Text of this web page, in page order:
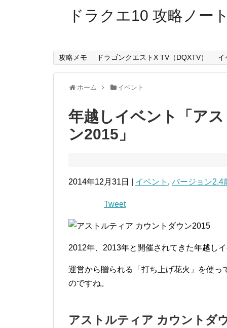
ドラクエ10 攻略ノー
攻略メモ ドラゴンクエストX TV（DQXTV） イ
ホーム イベント
年越しイベント「ア
ン2015」
2014年12月31日 | イベント , バージョン2.4
Tweet
2012年、2013年と開催されてきた年越し
運営から贈られる「打ち上げ花火」を使
のですね。
アストルティア カウントダ